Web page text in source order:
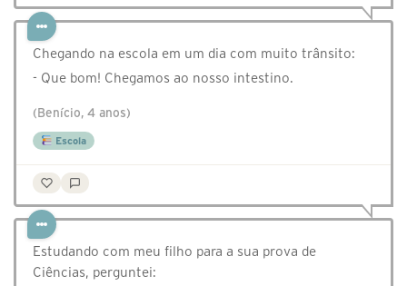
Chegando na escola em um dia com muito trânsito:
- Que bom! Chegamos ao nosso intestino.
(Benício, 4 anos)
Escola
Estudando com meu filho para a sua prova de
Ciências, perguntei: